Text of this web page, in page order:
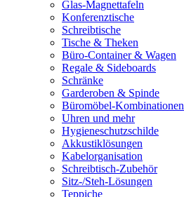
Glas-Magnettafeln
Konferenztische
Schreibtische
Tische & Theken
Büro-Container & Wagen
Regale & Sideboards
Schränke
Garderoben & Spinde
Büromöbel-Kombinationen
Uhren und mehr
Hygieneschutzschilde
Akkustiklösungen
Kabelorganisation
Schreibtisch-Zubehör
Sitz-/Steh-Lösungen
Teppiche